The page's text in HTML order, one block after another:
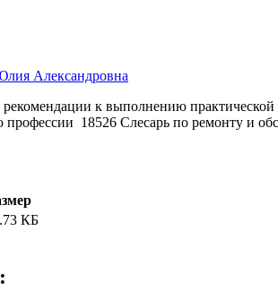
Александровна
к выполнению
18526 Слесарь по ремонту и
КБ